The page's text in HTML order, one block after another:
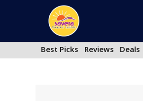
Best Picks Reviews Deals